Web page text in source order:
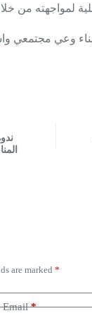
وعي مجتمعي
are marked *
Email*